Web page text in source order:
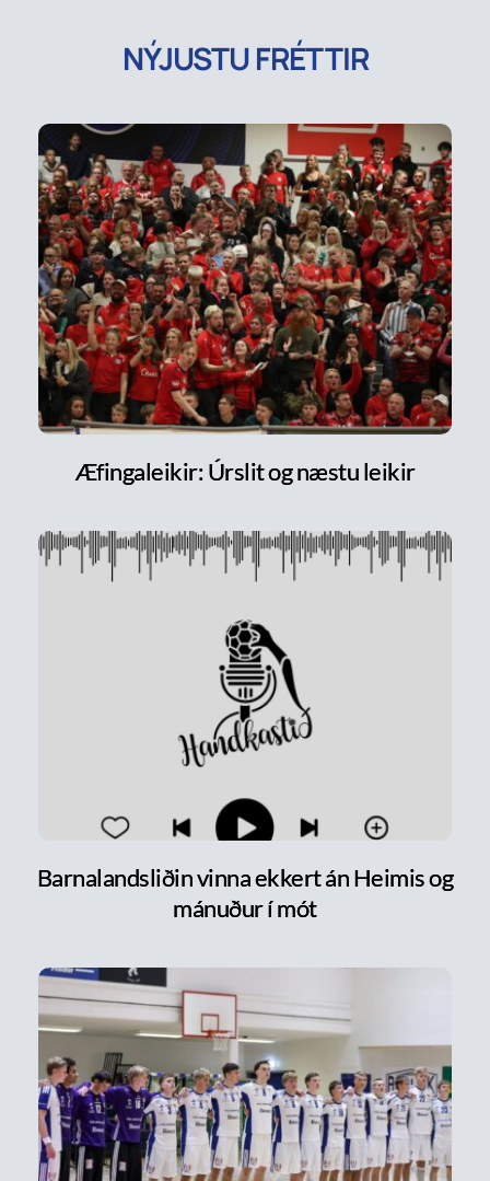
NÝJUSTU FRÉTTIR
Æfingaleikir: Úrslit og næstu leikir
Barnalandsliðin vinna ekkert án Heimis og
mánuður í mót